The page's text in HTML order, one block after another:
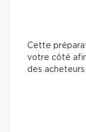
Cette
votre côté
des